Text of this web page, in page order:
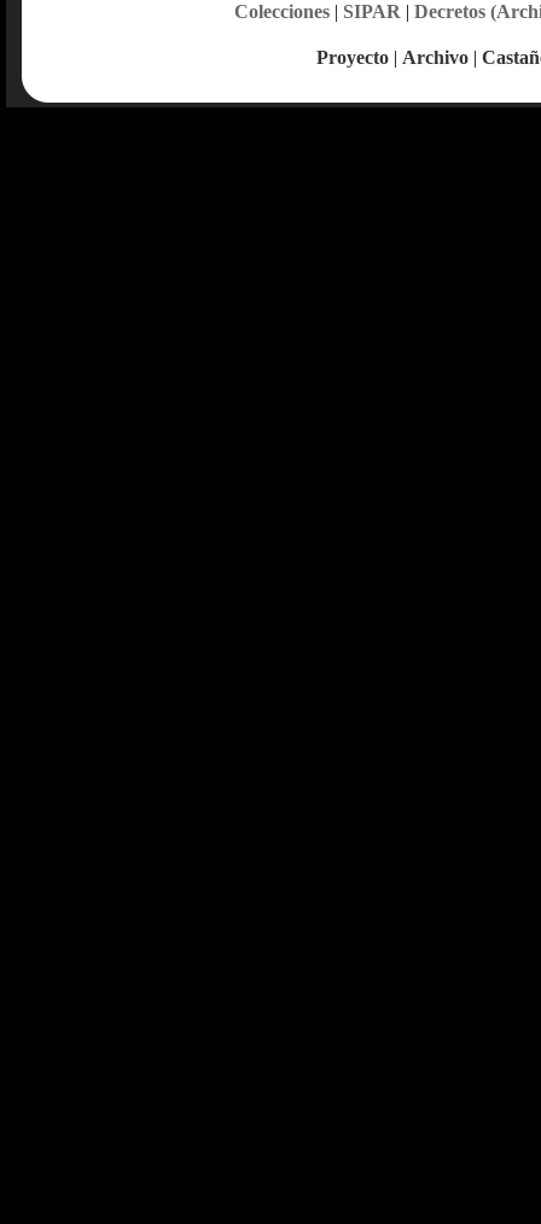
Colecciones| SIPAR | Decretos
Proyecto | Archivo |